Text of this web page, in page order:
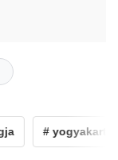
# yogyakarta